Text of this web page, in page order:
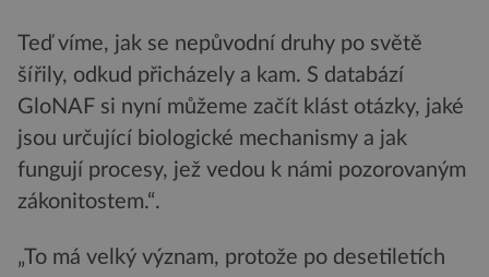
Teď víme, jak se nepůvodní druhy po světě
šířily, odkud přicházely a kam. S databází
GloNAF si nyní můžeme začít klást otázky, jaké
jsou určující biologické mechanismy a jak
fungují procesy, jež vedou k námi pozorovaným
zákonitostem.“.
„To má velký význam, protože po desetiletích